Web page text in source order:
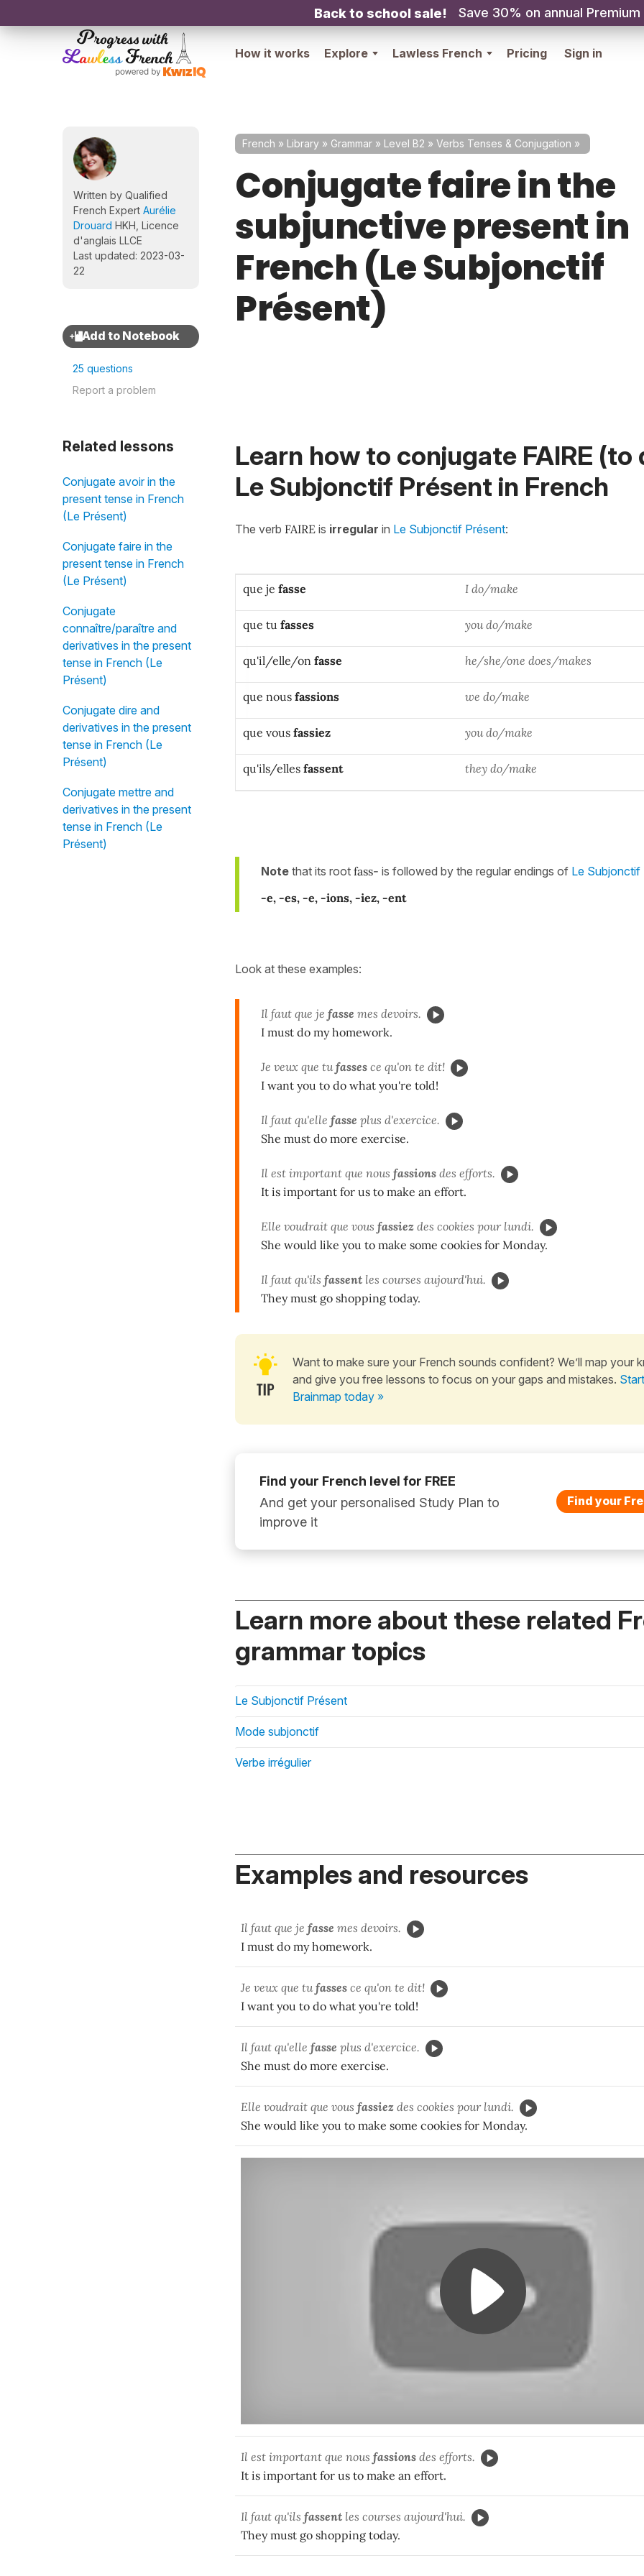
Back to school sale! Save 30% on annual Premium
How it works Explore Lawless French Pricing Sign in
Written by Qualified
French Expert Aurélie
Drouard HKH, Licence
d'anglais LLCE
Last updated: 2023-03-
22
25 questions
Report a problem
Related lessons
Conjugate avoir in the
present tense in French
(Le Présent)
Conjugate faire in the
present tense in French
(Le Présent)
Conjugate
connaître/paraître and
derivatives in the present
tense in French (Le
Présent)
Conjugate dire and
derivatives in the present
tense in French (Le
Présent)
Conjugate mettre and
derivatives in the present
tense in French (Le
Présent)
French » Library » Grammar » Level B2 » Verbs Tenses & Conjugation »
Conjugate faire in the
subjunctive present in
French (Le Subjonctif
Présent)
Learn how to conjugate FAIRE (to
Le Subjonctif Présent in French
The verb FAIRE is irregular in Le Subjonctif Présent:
que je fasse I do/make
que tu fasses you do/make
qu'il/elle/on fasse he/she/one does/makes
que nous fassions we do/make
que vous fassiez you do/make
qu'ils/elles fassent they do/make
Note that its root fass- is followed by the regular endings of Le Subjonctif
-e, -es, -e, -ions, -iez, -ent
Look at these examples:
Il faut que je fasse mes devoirs.
I must do my homework.
Je veux que tufasses ce qu'on te dit!
I want you to do what you're told!
Il faut qu'elle fasse plus d'exercice.
She must do more exercise.
Il est important que nous fassions des efforts.
It is important for us to make an effort.
Elle voudrait que vous fassiez des cookies pour lundi.
She would like you to make some cookies for Monday.
Il faut qu'ils fassent les courses aujourd'hui.
They must go shopping today.
Want to make sure your French sounds confident? We’ll map your
and give you free lessons to focus on your gaps and mistakes.
Brainmap today »
Find your French level for FREE
And get your personalised Study Plan to
improve it
Find your
Learn more about these related
grammar topics
Le Subjonctif Présent
Mode subjonctif
Verbe irrégulier
Examples and resources
Il faut que je fasse mes devoirs.
I must do my homework.
Je veux que tufasses ce qu'on te dit!
I want you to do what you're told!
Il faut qu'elle fasse plus d'exercice.
She must do more exercise.
Elle voudrait que vous fassiez des cookies pour lundi.
She would like you to make some cookies for Monday.
Il est important que nous fassions des efforts.
It is important for us to make an effort.
Il faut qu'ils fassent les courses aujourd'hui.
They must go shopping today.